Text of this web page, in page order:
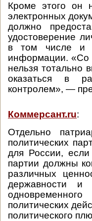
Кроме этого он
электронных
должно
удостоверение
в том числе и
информации. «Со
нельзя тотально
оказаться в
контролем», —
Коммерсант.ru:
Отдельно
политических
для России,
партии должны
различных
державности и
политических
политического